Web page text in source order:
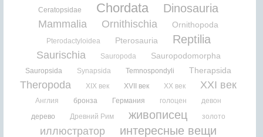
Ceratopsidae
Chordata Dinosauria
Mammalia Ornithischia Ornithopoda
Pterodactyloidea Pterosauria Reptilia
Saurischia Sauropoda Sauropodomorpha
Sauropsida Synapsida Temnospondyli Therapsida
Theropoda XIX век XVII век XX век XXI век
Англия бронза Германия голоцен
девон
дерево
Древний Рим живописец золото
иллюстратор интересные вещи